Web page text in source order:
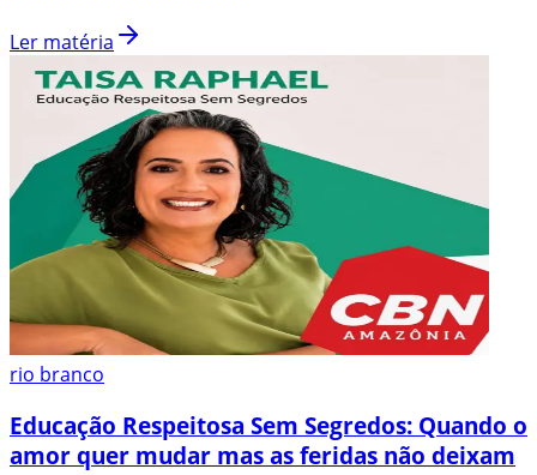
Ler matéria
rio branco
Educação Respeitosa Sem Segredos: Quando o
amor quer mudar mas as feridas não deixam